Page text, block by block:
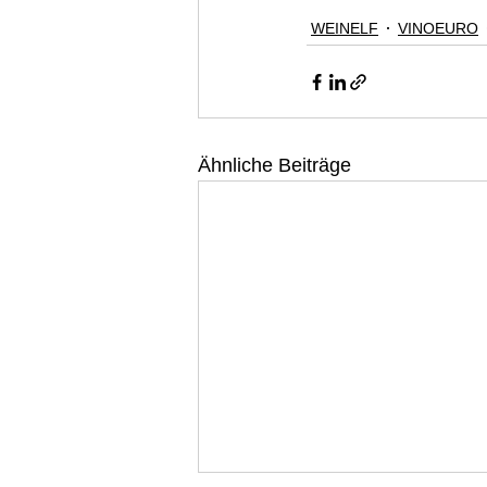
WEINELF VINOEURO
Ähnliche Beiträge
WEINELF Deutschland
Deutsche